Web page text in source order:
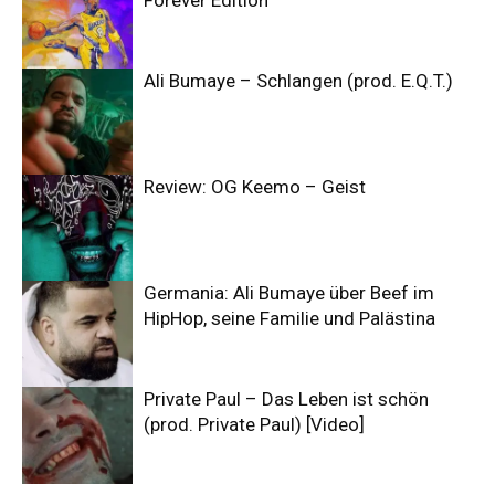
Ali Bumaye – Schlangen (prod. E.Q.T.)
Review: OG Keemo – Geist
Germania: Ali Bumaye über Beef im
HipHop, seine Familie und Palästina
Private Paul – Das Leben ist schön
(prod. Private Paul) [Video]